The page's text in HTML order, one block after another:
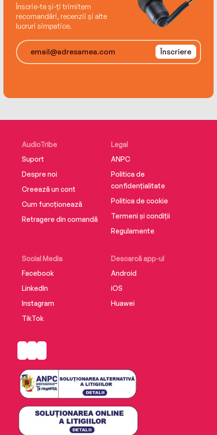
Înscrie-te și-ți trimitem
recomandări, recenzii și alte
lucruri simpatice.
Înscriere
AudioTribe
Suport
Despre noi
Creează un cont
Cum funcționează
Retragere din comandă
Social Media
Facebook
LinkedIn
Instagram
TikTok
Descarcă app-ul
Android
iOS
Huawei
Legal
ANPC
Politica de
confidențialitate
Politica de cookie
Termeni și condiții
Regulamente